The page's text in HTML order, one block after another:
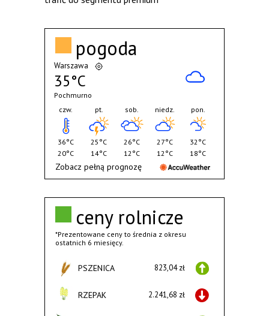
ceny rolnicze
*Prezentowane ceny to średnia z okresu
ostatnich 6 miesięcy.
PSZENICA 823,04 zł
RZEPAK 2.241,68 zł
pogoda
Warszawa
35°C
Pochmurno
czw.
36°C
20°C
pt.
25°C
14°C
sob.
26°C
12°C
niedz.
27°C
12°C
pon.
32°C
18°C
Zobacz pełną prognozę